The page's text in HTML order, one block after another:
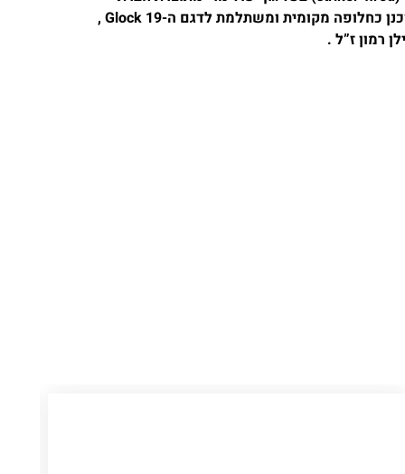
אמתן כרמיאל (Emtan) הישראלית . הוא תוכנן כחלופה מקומית ומשתלמת לדגם ה-Glock 19 ,
רמון ז”ל .